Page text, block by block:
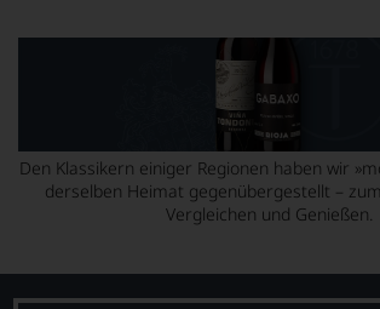
Den Klassikern einiger Regionen haben wir
derselben Heimat gegenübergestellt –
Vergleichen und Genießen.